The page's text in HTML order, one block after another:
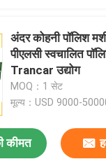
अंदर कोहनी पॉलिश
पीएलसी स्वचालित
Trancar उद्योग
MOQ：1 सेट
मूल्य：USD 9000-
कीमत